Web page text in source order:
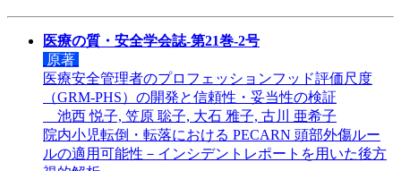
医療の質・安全学会誌-第21巻-2号
原著
医療安全管理者のプロフェッションフッド評価尺度
（GRM-PHS）の開発と信頼性・妥当性の検証
池西 悦子, 笠原 聡子, 大石 雅子, 古川 亜希子
院内小児転倒・転落における PECARN 頭部外傷ルー
ルの適用可能性－インシデントレポートを用いた後方